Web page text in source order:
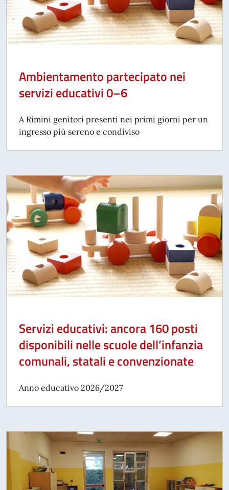
Ambientamento partecipato nei
servizi educativi 0–6
A Rimini genitori presenti nei primi giorni per un
ingresso più sereno e condiviso
Servizi educativi: ancora 160 posti
disponibili nelle scuole dell’infanzia
comunali, statali e convenzionate
Anno educativo 2026/2027